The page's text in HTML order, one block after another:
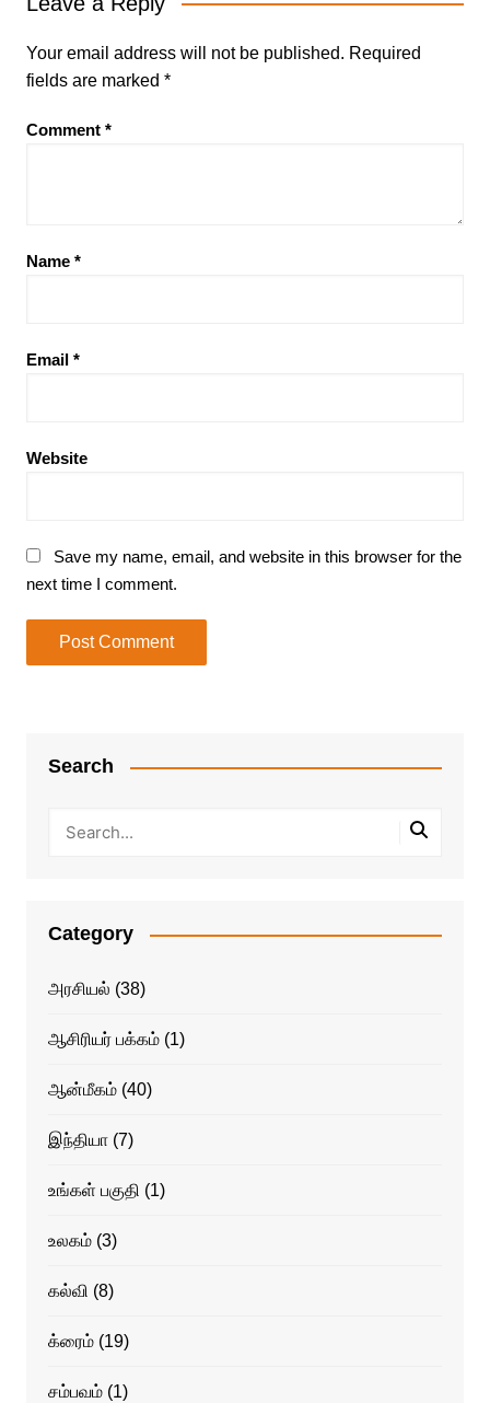
Your email address will not be published. Required
fields are marked *
Comment *
Name *
Email *
Website
Save my name, email, and website in this browser for the
next time I comment.
Search
Category
அரசியல் (38)
ஆசிரியர் பக்கம்(1)
ஆன்மீகம்(40)
இந்தியா(7)
உங்கள் பகுதி (1)
உலகம்(3)
கல்வி (8)
க்ரைம்(19)
சம்பவம்(1)